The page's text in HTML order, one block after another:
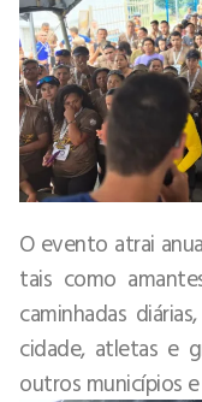
O evento atrai
tais como
caminhadas
cidade, atletas e
outros municípios